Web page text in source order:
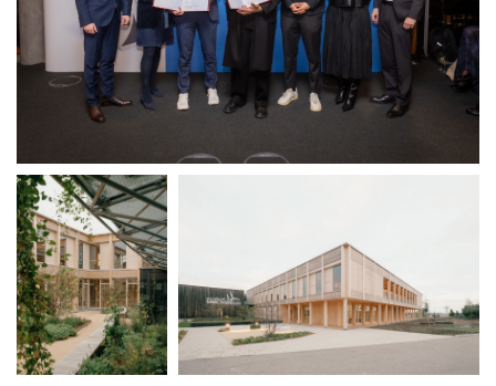
News
Auswahl
Privat
Öffentlich
Holzbau
Massivbau